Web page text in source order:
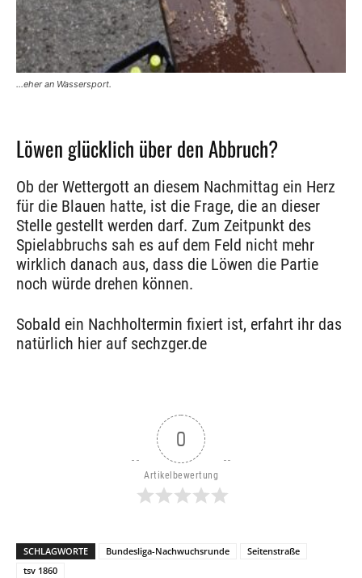
…eher an Wassersport.
Löwen glücklich über den Abbruch?
Ob der Wettergott an diesem Nachmittag ein Herz
für die Blauen hatte, ist die Frage, die an dieser
Stelle gestellt werden darf. Zum Zeitpunkt des
Spielabbruchs sah es auf dem Feld nicht mehr
wirklich danach aus, dass die Löwen die Partie
noch würde drehen können.
Sobald ein Nachholtermin fixiert ist, erfahrt ihr das
natürlich hier auf sechzger.de
0
Artikelbewertung
SCHLAGWORTE Bundesliga-Nachwuchsrunde
Seitenstraße
tsv 1860